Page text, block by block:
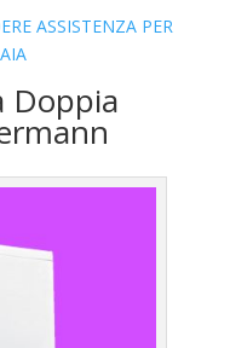
ASSISTENZA PER
Doppia